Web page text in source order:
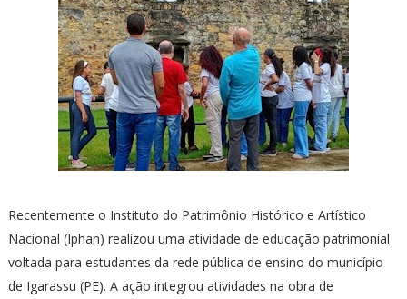
Recentemente o Instituto do Patrimônio Histórico e Artístico
Nacional (Iphan) realizou uma atividade de educação patrimonial
voltada para estudantes da rede pública de ensino do município
de Igarassu (PE). A ação integrou atividades na obra de